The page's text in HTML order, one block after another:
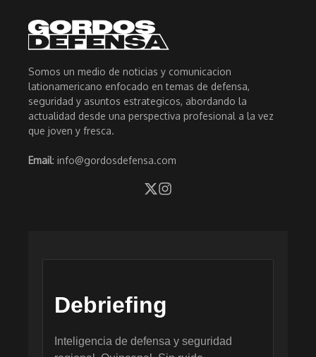
Somos un medio de noticias y comunicacion
lationamericano enfocado en temas de defensa,
seguridad y asuntos estrategicos, abordando la
actualidad desde una perspectiva profesional a la vez
que joven y fresca.
Email: info@gordosdefensa.com